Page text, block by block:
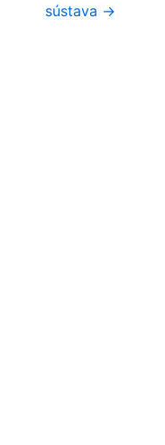
sústava →